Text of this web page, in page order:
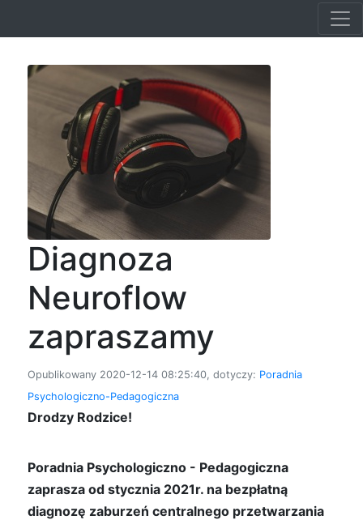
Diagnoza
Neuroflow
zapraszamy
Opublikowany 2020-12-14 08:25:40, dotyczy: Poradnia
Psychologiczno-Pedagogiczna
Drodzy Rodzice!
Poradnia Psychologiczno - Pedagogiczna
zaprasza od stycznia 2021r. na bezpłatną
diagnozę zaburzeń centralnego przetwarzania